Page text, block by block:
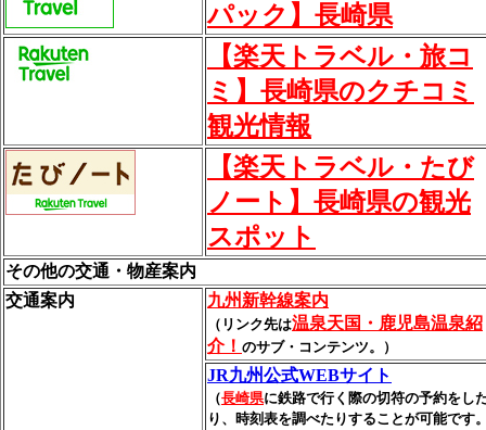
パック】長崎県
【楽天トラベル・旅コ
ミ】長崎県のクチコミ
観光情報
【楽天トラベル・たび
ノート】長崎県の観光
スポット
その他の交通・物産案内
交通案内
九州新幹線案内
（リンク先は温泉天国・鹿児島温泉紹
介！ のサブ・コンテンツ。）
JR九州公式WEBサイト
（長崎県に鉄路で行く際の切符の予約をし
り、時刻表を調べたりすることが可能です